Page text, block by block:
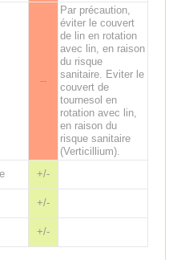
--
Par précaution,
éviter le couvert
de lin en rotation
avec lin, en raison
du risque
sanitaire. Eviter le
couvert de
tournesol en
rotation avec lin,
en raison du
risque sanitaire
(Verticillium).
+/-
+/-
+/-